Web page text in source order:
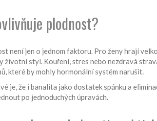
plodnost?
není jen o jednom faktoru. Pro ženy hrají
životní styl. Kouření, stres nebo nezdravá
které by mohly hormonální systém narušit.
je, že i banalita jako dostatek spánku a
po jednoduchých úpravách.